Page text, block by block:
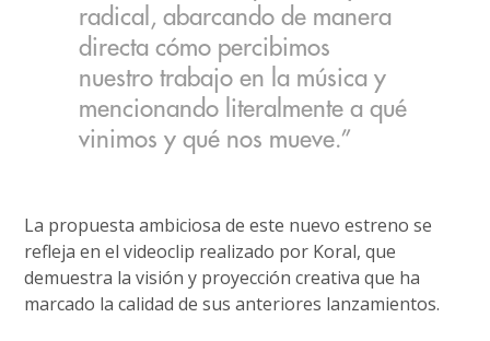
radical, abarcando de manera
directa cómo percibimos
nuestro trabajo en la música y
mencionando literalmente a qué
vinimos y qué nos mueve.”
La propuesta ambiciosa de este nuevo estreno se
refleja en el videoclip realizado por Koral, que
demuestra la visión y proyección creativa que ha
marcado la calidad de sus anteriores lanzamientos.